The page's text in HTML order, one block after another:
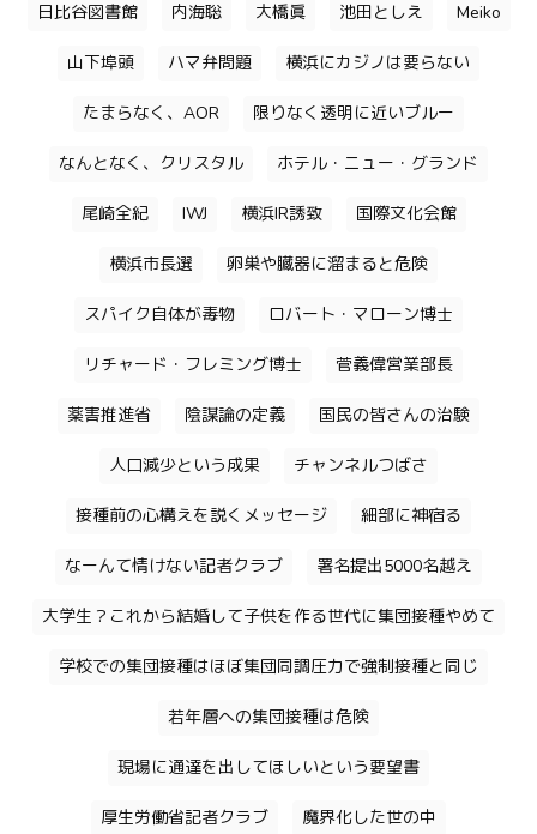
日比谷図書館 内海聡 大橋眞 池田としえ Meiko
山下埠頭 ハマ弁問題 横浜にカジノは要らない
たまらなく、AOR 限りなく透明に近いブルー
なんとなく、クリスタル ホテル・ニュー・グランド
尾崎全紀 IWJ 横浜IR誘致 国際文化会館
横浜市長選 卵巣や臓器に溜まると危険
スパイク自体が毒物 ロバート・マローン博士
リチャード・フレミング博士 菅義偉営業部長
薬害推進省 陰謀論の定義 国民の皆さんの治験
人口減少という成果 チャンネルつばさ
接種前の心構えを説くメッセージ 細部に神宿る
なーんて情けない記者クラブ 署名提出5000名越え
大学生？これから結婚して子供を作る世代に集団接種やめて
学校での集団接種はほぼ集団同調圧力で強制接種と同じ
若年層への集団接種は危険
現場に通達を出してほしいという要望書
厚生労働省記者クラブ 魔界化した世の中